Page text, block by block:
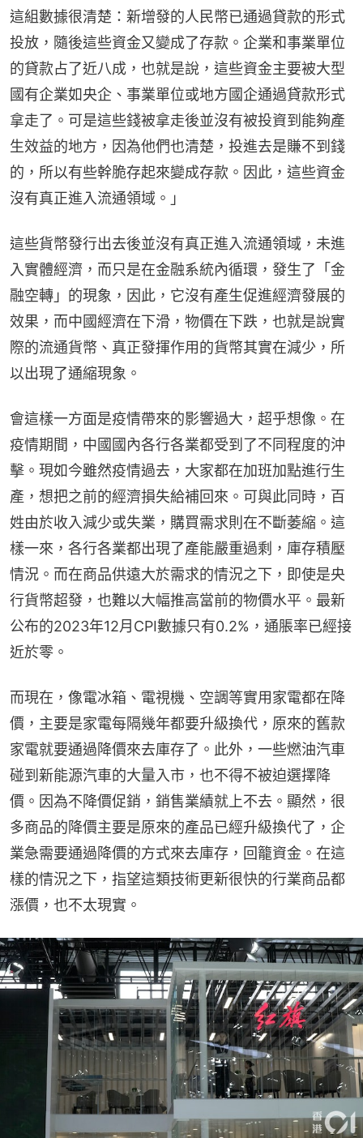
這組數據很清楚：新增發的人民幣已通過貸款的形式
投放，隨後這些資金又變成了存款。企業和事業單位
的貸款占了近八成，也就是說，這些資金主要被大型
國有企業如央企、事業單位或地方國企通過貸款形式
拿走了。可是這些錢被拿走後並沒有被投資到能夠產
生效益的地方，因為他們也清楚，投進去是賺不到錢
的，所以有些幹脆存起來變成存款。因此，這些資金
沒有真正進入流通領域。」
這些貨幣發行出去後並沒有真正進入流通領域，未進
入實體經濟，而只是在金融系統內循環，發生了「金
融空轉」的現象，因此，它沒有產生促進經濟發展的
效果，而中國經濟在下滑，物價在下跌，也就是說實
際的流通貨幣、真正發揮作用的貨幣其實在減少，所
以出現了通縮現象。
會這樣一方面是疫情帶來的影響過大，超乎想像。在
疫情期間，中國國內各行各業都受到了不同程度的沖
擊。現如今雖然疫情過去，大家都在加班加點進行生
產，想把之前的經濟損失給補回來。可與此同時，百
姓由於收入減少或失業，購買需求則在不斷萎縮。這
樣一來，各行各業都出現了產能嚴重過剩，庫存積壓
情況。而在商品供遠大於需求的情況之下，即使是央
行貨幣超發，也難以大幅推高當前的物價水平。最新
公布的2023年12月CPI數據只有0.2%，通脹率已經接
近於零。
而現在，像電冰箱、電視機、空調等實用家電都在降
價，主要是家電每隔幾年都要升級換代，原來的舊款
家電就要通過降價來去庫存了。此外，一些燃油汽車
碰到新能源汽車的大量入市，也不得不被迫選擇降
價。因為不降價促銷，銷售業績就上不去。顯然，很
多商品的降價主要是原來的產品已經升級換代了，企
業急需要通過降價的方式來去庫存，回籠資金。在這
樣的情況之下，指望這類技術更新很快的行業商品都
漲價，也不太現實。